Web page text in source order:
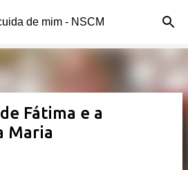
o conteúdo principal
de mim - NSCM
Fátima e a
Maria